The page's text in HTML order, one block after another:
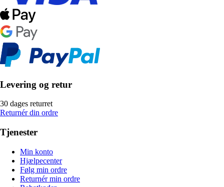
Levering og retur
30 dages returret
Returnér din ordre
Tjenester
Min konto
Hjælpecenter
Følg min ordre
Returnér min ordre